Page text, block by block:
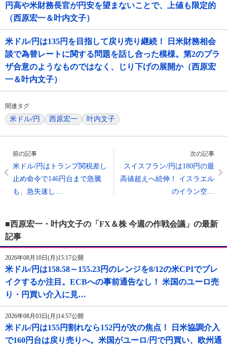
円高や米財務長官が円安を望まないことで、上値も限定的
（西原宏一＆叶内文子）
米ドル/円は135円を目指して戻り売り継続！ 日米財務相会
談で為替レートに関する問題を話し合った模様。第2のプラ
ザ合意のようなものではなく、じり下げの展開か（西原宏
一＆叶内文子）
関連タグ
米ドル/円 西原宏一 叶内文子
前の記事
米ドル/円はトランプ関税差し
止め命令で146円台まで急騰
も、急失速し…
次の記事
スイスフラン/円は180円の最
高値超えへ続伸！ イスラエル
のイラン空…
■西原宏一・叶内文子の「FX＆株 今週の作戦会議」の最新
記事
2026年08月10日(月)15:17公開
米ドル/円は158.58～155.23円のレンジを8/12の米CPIでブレ
イクするか注目。ECBへの事前通告なし！ 米国のユーロ売
り・円買い介入に見…
2026年08月03日(月)14:57公開
米ドル/円は155円割れなら152円が次の焦点！ 日米協調介入
で160円台は戻り売りへ。米国がユーロ/円で円買い、欧州通